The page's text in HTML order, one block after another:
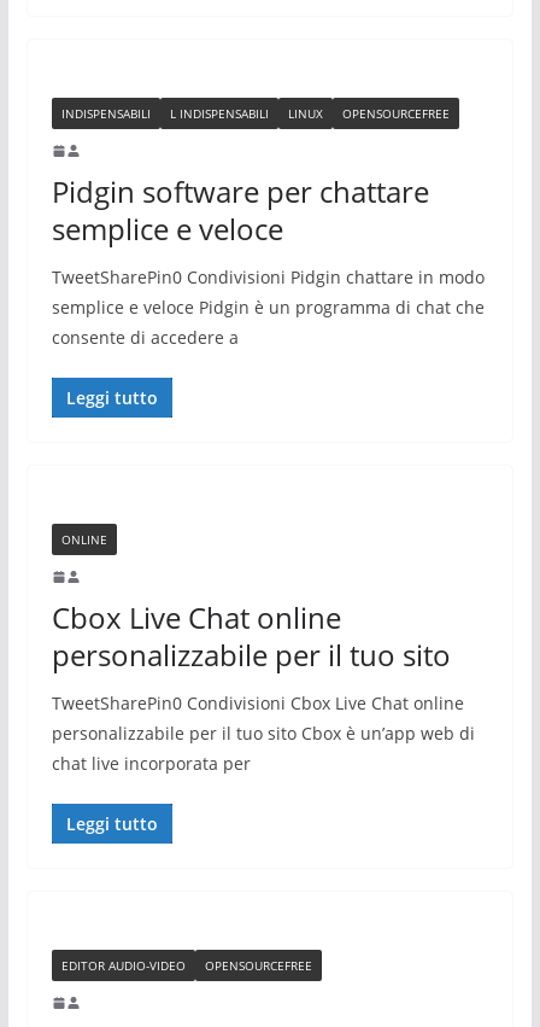
INDISPENSABILI L INDISPENSABILI LINUX OPENSOURCEFREE
Pidgin software per chattare
semplice e veloce
TweetSharePin0 Condivisioni Pidgin chattare in modo
semplice e veloce Pidgin è un programma di chat che
consente di accedere a
Leggi tutto
ONLINE
Cbox Live Chat online
personalizzabile per il tuo sito
TweetSharePin0 Condivisioni Cbox Live Chat online
personalizzabile per il tuo sito Cbox è un’app web di
chat live incorporata per
Leggi tutto
EDITOR AUDIO-VIDEO OPENSOURCEFREE